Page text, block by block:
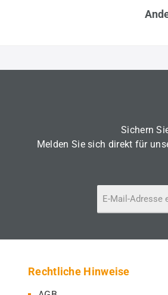
Sichern
Melden Sie sich direkt für
Rechtliche Hinweise